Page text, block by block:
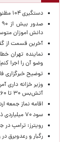
دستگیری ۱۰۴ مظنون طی عملیات‌هایی علیه داعش در ترکیه
دانش اموزان
آخرین قسمت از
نماینده تهران
وضو آن را اجرا کنم!
توضیح خبرگزاری
وزیر خزانه داری
آتش‌بس ۳۰ تا ۶۰ روزه باشیم
اقامه نماز جمعه
سود ۷۰ میلیاردی ذوب‌آهن از یک انتقال عجیب
رویترز: ترامپ در جنگ علیه
رگبار و رعدوبرق